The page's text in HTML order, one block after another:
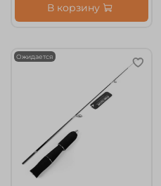
В корзину
Ожидается